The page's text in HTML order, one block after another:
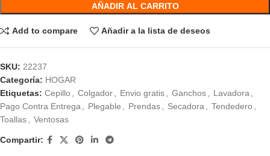
AÑADIR AL CARRITO
Add to compare Añadir a la lista de deseos
SKU: 22237
Categoría: HOGAR
Etiquetas: Cepillo Colgador Envio gratis Ganchos Lavadora
Pago Contra Entrega
Plegable Prendas Secadora Tendedero
Toallas
Ventosas
Compartir: